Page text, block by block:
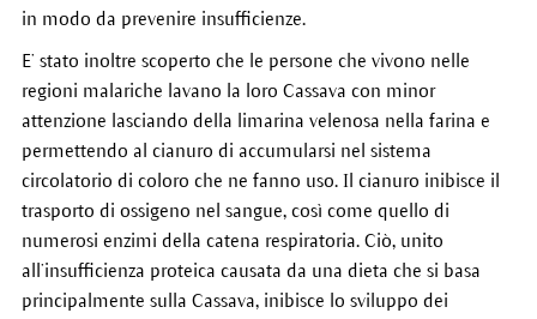
in modo da prevenire insufficienze.
E’ stato inoltre scoperto che le persone che vivono nelle
regioni malariche lavano la loro Cassava con minor
attenzione lasciando della limarina velenosa nella farina e
permettendo al cianuro di accumularsi nel sistema
circolatorio di coloro che ne fanno uso. Il cianuro inibisce il
trasporto di ossigeno nel sangue, così come quello di
numerosi enzimi della catena respiratoria. Ciò, unito
all’insufficienza proteica causata da una dieta che si basa
principalmente sulla Cassava, inibisce lo sviluppo dei